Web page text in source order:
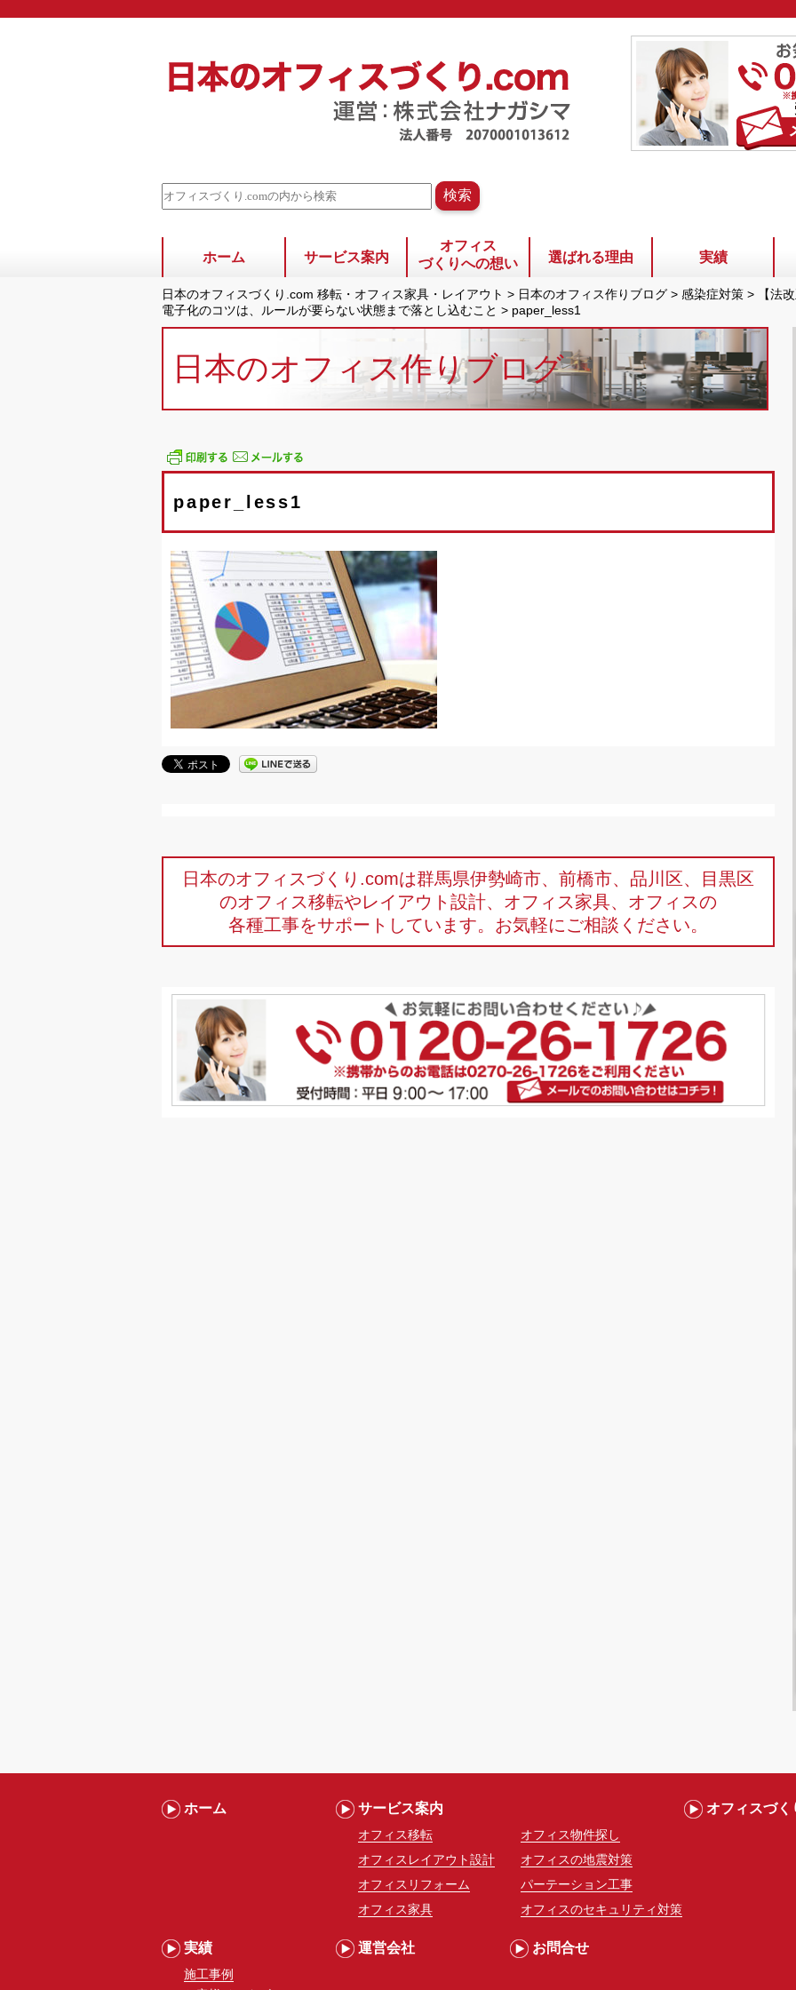
ホーム サービス案内
オフィス
づくりへの想い
選ばれる理由 実績
日本のオフィスづくり.com 移転・オフィス家具・レイアウト > 日本のオフィス作りブログ > 感染症対策 >
【法
電子化のコツは、ルールが要らない状態まで落とし込むこと > paper_less1
日本のオフィス作りブログ
paper_less1
日本のオフィスづくり.comは群馬県伊勢崎市、前橋市、品川区、目黒区
のオフィス移転やレイアウト設計、オフィス家具、オフィスの
各種工事をサポートしています。お気軽にご相談ください。
ホーム サービス案内
オフィス移転
オフィス物件探し
オフィスレイアウト設計
オフィスの地震対策
オフィスリフォーム
パーテーション工事
オフィス家具
オフィスのセキュリティ対策
オフィスづく
実績
施工事例
運営会社 お問合せ